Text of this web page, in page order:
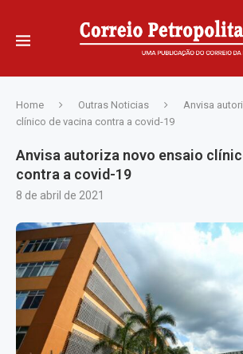
Home Outras Noticias
Anvisa
clínico de vacina contra a covid-19
Anvisa autoriza novo ensaio
contra a covid-19
8 de abril de 2021